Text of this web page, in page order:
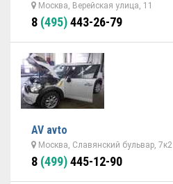
Москва, Верейская улица, 11
8 (495)443-26-79
AV avto
Москва, Славянский бульвар, 7к2
8 (499)445-12-90